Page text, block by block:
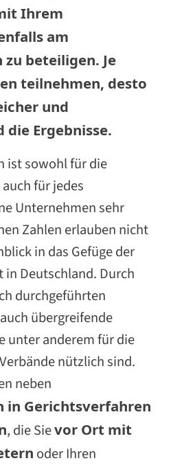
Ihrem
am
beteiligen. Je
teilnehmen, desto
und
Ergebnisse.
ist sowohl für die
für jedes
Unternehmen sehr
Zahlen erlauben nicht
in das Gefüge der
Deutschland. Durch
durchgeführten
übergreifende
unter anderem für die
nützlich sind.
neben
Gerichtsverfahren
, die Sievor Ort mit
oder Ihren